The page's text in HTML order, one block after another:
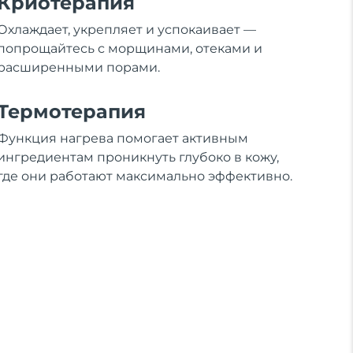
укрепляет и успокаивает —
с морщинами, отеками и
порами.
нагрева помогает активным
проникнуть глубоко в кожу,
они работают максимально эффективно.